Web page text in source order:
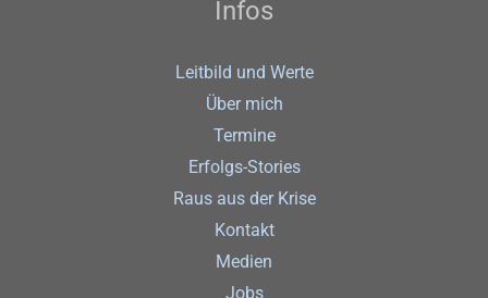
Infos
Leitbild und Werte
Über mich
Termine
Erfolgs-Stories
Raus aus der Krise
Kontakt
Medien
Jobs